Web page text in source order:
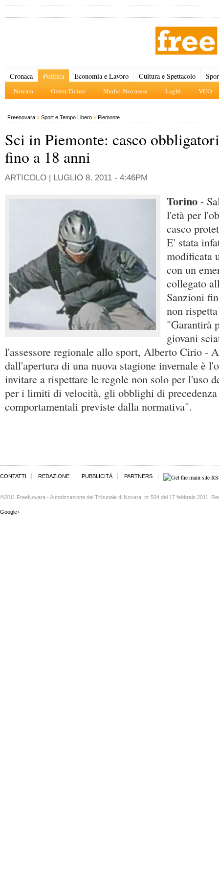
Cronaca Politica
Novara Ovest-Ticino Medio-Novarese Laghi VCO
Economia e Lavoro Cultura e Spettacolo
Freenovara » Sport e Tempo Libero » Piemonte
Sci in Piemonte: casco
fino a 18 anni
ARTICOLO | LUGLIO 8, 2011 - 4:46PM
Torino -
l'età per
casco
E' stata
modificata
con un
collegato
Sanzioni
non
"Garantirà
giovani
l'assessore regionale allo sport, Alberto Cirio -
dall'apertura di una nuova stagione invernale è
invitare a rispettare le regole non solo per l'uso
per i limiti di velocità, gli obblighi di
comportamentali previste dalla normativa".
CONTATTI REDAZIONE PUBBLICITÀ PARTNERS
©2011 FreeNovara - Autorizzazione del Tribunale di Novara, nr 504 del 17 febbraio 2011.
Google+